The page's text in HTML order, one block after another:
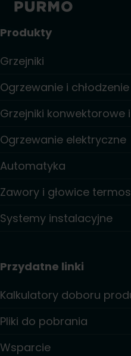
Produkty
Grzejniki
Ogrzewanie i
Grzejniki konwektorowe
Ogrzewanie elektryczne
Automatyka
Zawory i głowice
Systemy instalacyjne
Przydatne linki
Kalkulatory doboru
Pliki do pobrania
Wsparcie